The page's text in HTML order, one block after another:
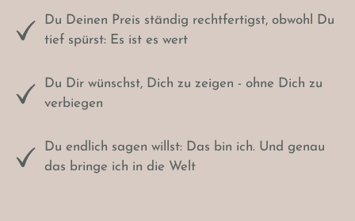
Du Deinen Preis ständig rechtfertigst, obwohl Du
tief spürst: Es ist es wert
Du Dir wünschst, Dich zu zeigen - ohne Dich zu
verbiegen
Du endlich sagen willst: Das bin ich. Und genau
das bringe ich in die Welt